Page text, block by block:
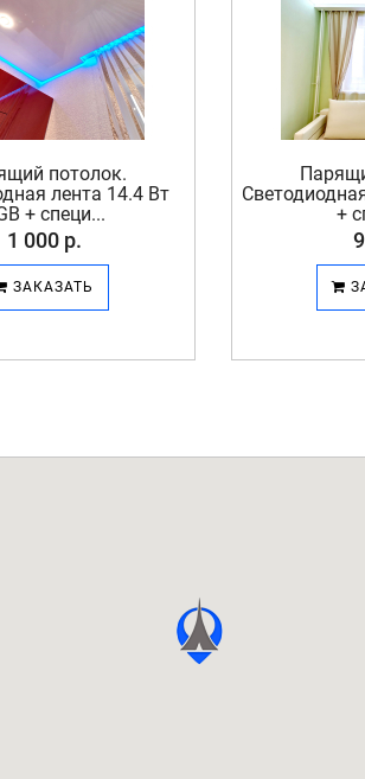
потолок.
лента 14.4 Вт
+ специ...
1 000 р.
ЗАКАЗАТЬ
+